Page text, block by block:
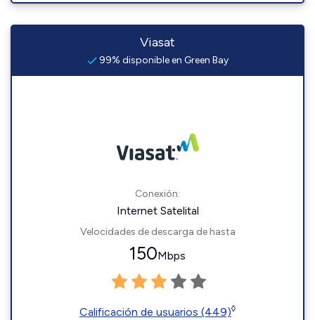
Viasat
99% disponible en Green Bay
Conexión:
Internet Satelital
Velocidades de descarga de hasta
150Mbps
Calificación de usuarios (449)◊